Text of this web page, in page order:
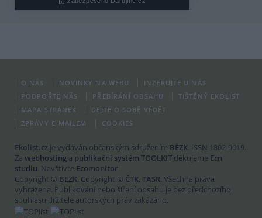
O NÁS NOVINKY NA WEBU
INZERUJTE U NÁS
PODPOŘTE NÁS
PŘEBÍRÁNÍ OBSAHU
TIŠTĚNÝ EKOLIST
MAPA STRÁNEK
DEJTE O SOBĚ VĚDĚT
ZPRÁVY E-MAILEM
COOKIES
Ekolist.cz je vydáván občanským sdružením BEZK. ISSN 1802-9019.
Za webhosting a publikační systém TOOLKIT děkujeme Ecn
studiu. Navštivte Ecomonitor.
Copyright © BEZK. Copyright © ČTK, TASR. Všechna práva
vyhrazena. Publikování nebo šíření obsahu je bez předchozího
souhlasu držitele autorských práv zakázáno.